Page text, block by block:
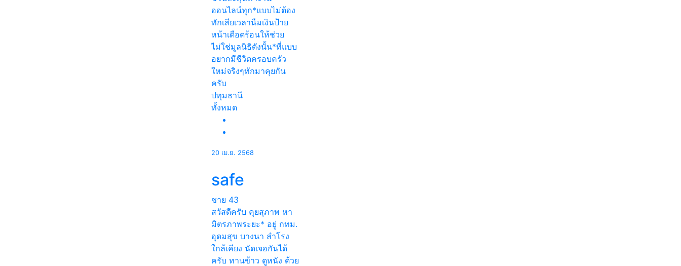
ออนไลน์ทุก*แบบไม่ต้อง
ทักเสียเวลานืมเงินป้าย
หน้าเดือดร้อนให้ช่วย
ไม่ใช่มูลนิธิดังนั้น*ที่แบบ
อยากมีชีวิตครอบครัว
ใหม่จริงๆทักมาคุยกัน
ครับ
ปทุมธานี
ทั้งหมด
20 เม.ย. 2568
safe
ชาย 43
สวัสดีครับ คุยสุภาพ หา
มิตรภาพระยะ* อยู่ กทม.
อุดมสุข บางนา สำโรง
ใกล้เคียง นัดเจอกันได้
ครับ ทานข้าว ดูหนัง ด้วย